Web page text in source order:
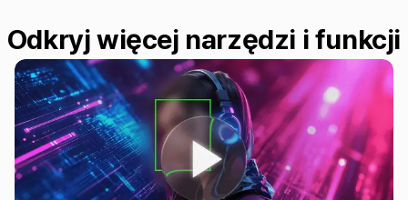
Odkryj więcej narzędzi i funkcji